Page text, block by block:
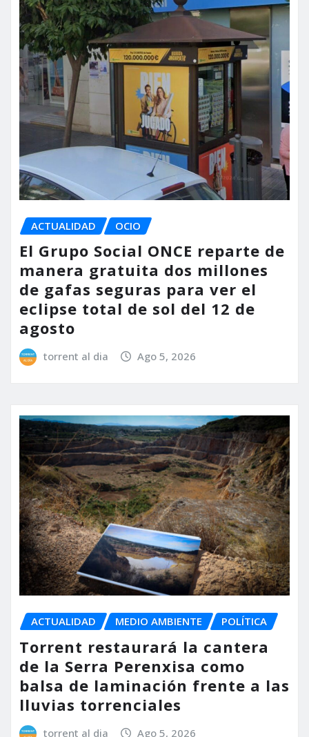
ACTUALIDAD OCIO
El Grupo Social ONCE reparte de
manera gratuita dos millones
de gafas seguras para ver el
eclipse total de sol del 12 de
agosto
torrent al dia Ago 5, 2026
ACTUALIDAD MEDIO AMBIENTE POLÍTICA
Torrent restaurará la cantera
de la Serra Perenxisa como
balsa de laminación frente a las
lluvias torrenciales
torrent al dia Ago 5, 2026